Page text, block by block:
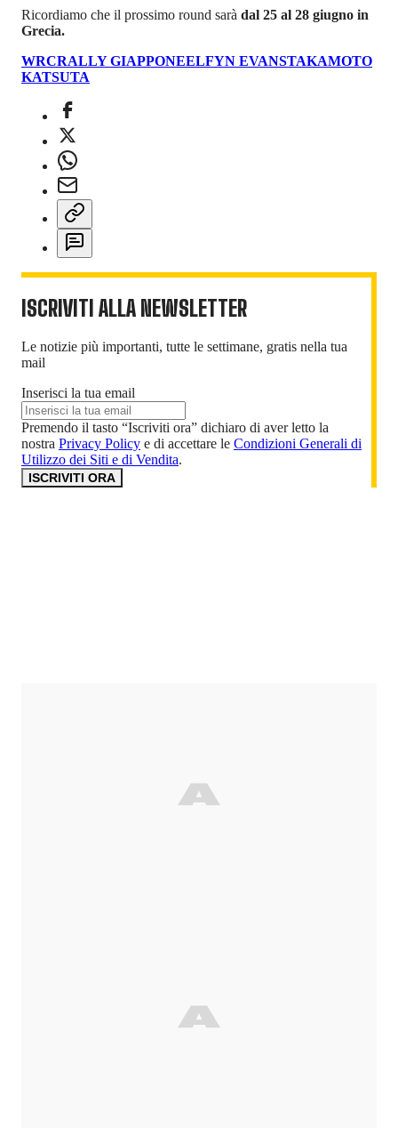
Ricordiamo che il prossimo round sarà dal 25 al 28 giugno in
Grecia.
WRCRALLY GIAPPONEELFYN EVANSTAKAMOTO
KATSUTA
ISCRIVITI ALLA NEWSLETTER
Le notizie più importanti, tutte le settimane, gratis nella tua
mail
Inserisci la tua email
Premendo il tasto “Iscriviti ora” dichiaro di aver letto la
nostra Privacy Policy e di accettare le Condizioni Generali di
Utilizzo dei Siti e di Vendita.
ISCRIVITI ORA